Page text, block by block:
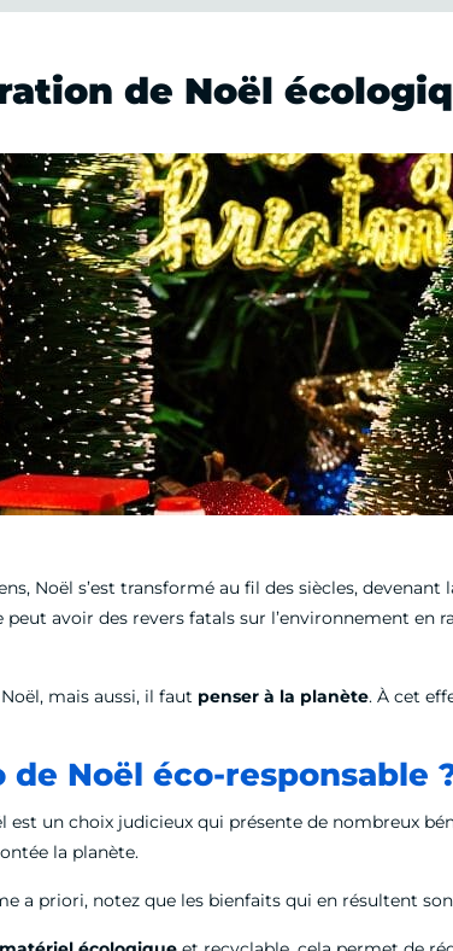
de Noël
Noël s’est transformé au fil des siècles,
avoir des revers fatals sur l’environnement en
mais aussi, il faut penser à la planète. À cet
Noël éco-responsable
est un choix judicieux qui présente de nombreux
la planète.
a priori, notez que les bienfaits qui en résultent